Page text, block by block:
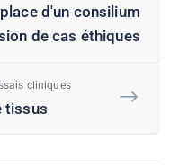
d'un consilium
de cas éthiques
cliniques
tissus